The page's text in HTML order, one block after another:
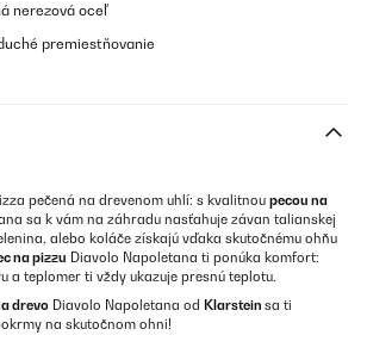
nerezová oceľ
premiestňovanie
pečená na drevenom uhlí: s kvalitnou pecou na
sa k vám na záhradu nasťahuje závan talianskej
alebo koláče získajú vďaka skutočnému ohňu
na pizzu Diavolo Napoletana ti ponúka komfort:
a teplomer ti vždy ukazuje presnú teplotu.
drevo Diavolo Napoletana od Klarstein sa ti
na skutočnom ohni!